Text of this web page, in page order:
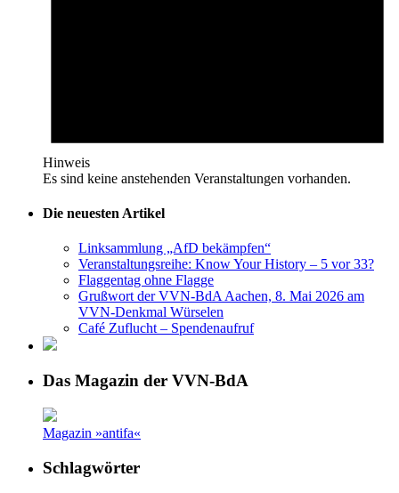
Hinweis
Es sind keine anstehenden Veranstaltungen vorhanden.
Die neuesten Artikel
Linksammlung „AfD bekämpfen“
Veranstaltungsreihe: Know Your History – 5 vor 33?
Flaggentag ohne Flagge
Grußwort der VVN-BdA Aachen, 8. Mai 2026 am
VVN-Denkmal Würselen
Café Zuflucht – Spendenaufruf
Das Magazin der VVN-BdA
Magazin »antifa«
Schlagwörter